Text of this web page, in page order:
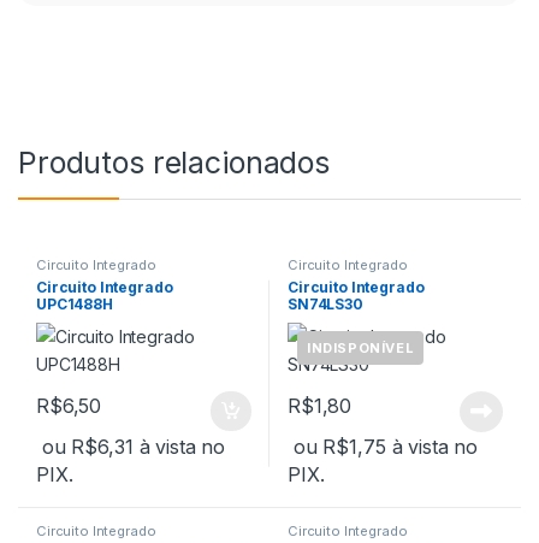
Produtos relacionados
Circuito Integrado
Circuito Integrado
UPC1488H
R$6,50
ou R$6,31 à vista no
PIX.
INDISPONÍVEL
Circuito Integrado
Circuito Integrado
SN74LS30
R$1,80
ou R$1,75 à vista no
PIX.
Circuito Integrado Circuito Integrado